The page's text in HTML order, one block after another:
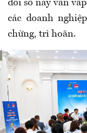
đổi số này vẫn
các doanh
chừng, trì hoãn.